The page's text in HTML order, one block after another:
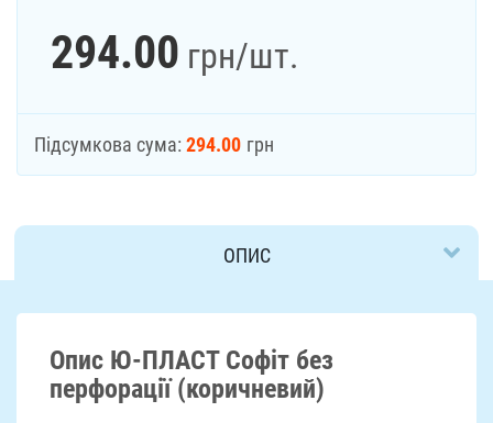
294.00 грн/шт.
Підсумкова сума: 294.00 грн
ОПИС
ДОСТАВКА
Опис Ю-ПЛАСТ Софіт без
перфорації (коричневий)